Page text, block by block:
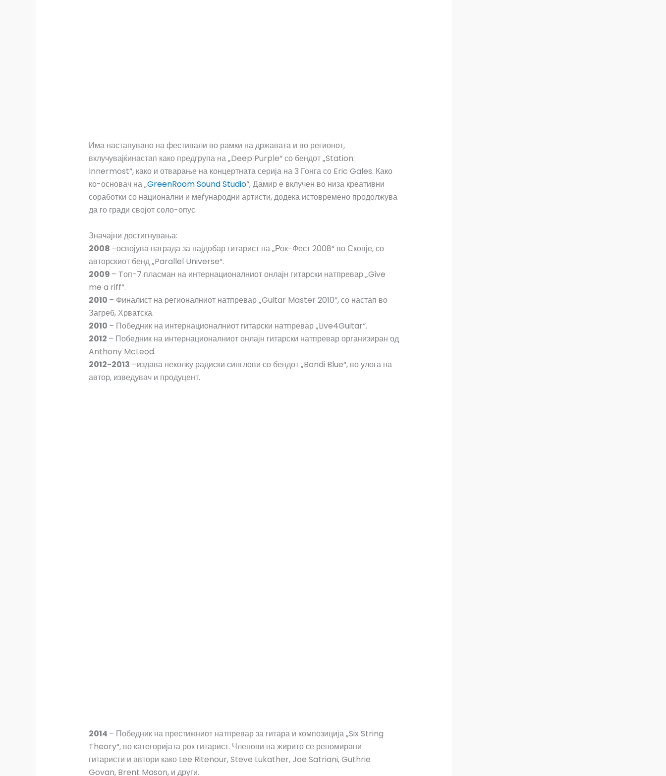
Има настапувано на фестивали во рамки на државата и во регионот,
вклучувајќинастап како предгрупа на „Deep Purple“ со бендот „Station:
Innermost“, како и отварање на концертната серија на 3 Гонга со Eric Gales. Како
ко-основач на „GreenRoom Sound Studio“, Дамир е вклучен во низа креативни
соработки со национални и меѓународни артисти, додека истовремено продолжува
да го гради својот соло-опус.
Значајни достигнувања:
2008 –освојува награда за најдобар гитарист на „Рок-Фест 2008“ во Скопје, со
авторскиот бенд „Parallel Universe“.
2009 – Tоп-7 пласман на интернационалниот онлајн гитарски натпревар „Give
me a riff“.
2010 – Финалист на регионалниот натпревар „Guitar Master 2010“, со настап во
Загреб, Хрватска.
2010 – Победник на интернационалниот гитарски натпревар „Live4Guitar“.
2012 – Победник на интернационалниот онлајн гитарски натпревар организиран од
Anthony McLeod.
2012-2013 –издава неколку радиски синглови со бендот „Bondi Blue“, во улога на
автор, изведувач и продуцент.
2014 – Победник на престижниот натпревар за гитара и композиција „Six String
Theory“, во категоријата рок гитарист. Членови на жирито се реномирани
гитаристи и автори како Lee Ritenour, Steve Lukather, Joe Satriani, Guthrie
Govan, Brent Mason, и други.